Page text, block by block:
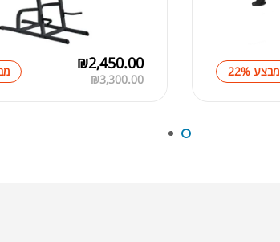
מבצע 22%
₪3,300.00
₪2,450.00